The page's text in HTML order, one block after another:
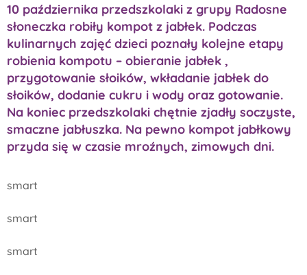
10 października przedszkolaki z grupy Radosne
słoneczka robiły kompot z jabłek. Podczas
kulinarnych zajęć dzieci poznały kolejne etapy
robienia kompotu – obieranie jabłek ,
przygotowanie słoików, wkładanie jabłek do
słoików, dodanie cukru i wody oraz gotowanie.
Na koniec przedszkolaki chętnie zjadły soczyste,
smaczne jabłuszka. Na pewno kompot jabłkowy
przyda się w czasie mroźnych, zimowych dni.
smart
smart
smart